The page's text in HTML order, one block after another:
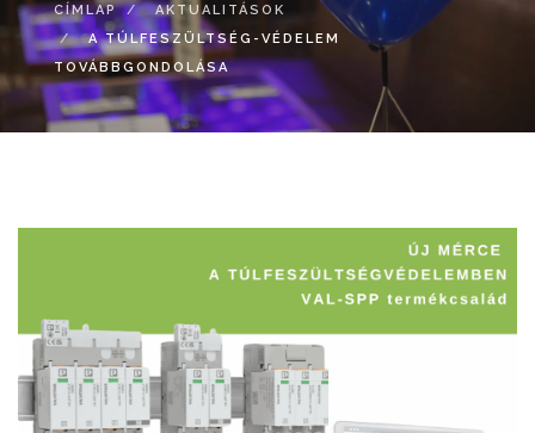
CÍMLAP
AKTUALITÁSOK
A TÚLFESZÜLTSÉG-VÉDELEM
TOVÁBBGONDOLÁSA